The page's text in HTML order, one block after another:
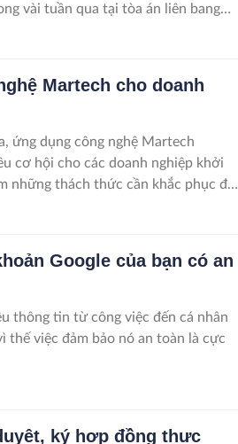
vài tuần qua tại tòa án liên bang
Martech cho doanh
ứng dụng công nghệ Martech
cơ hội cho các doanh nghiệp khởi
những thách thức cần khắc phục để
Google của bạn có an
thông tin từ công việc đến cá nhân
thế việc đảm bảo nó an toàn là cực
ký hợp đồng thực